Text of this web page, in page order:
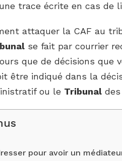
trace écrite en cas de
attaquer la CAF au
se fait par courrier
que de décisions que
être indiqué dans la
ou le Tribunal
pour avoir un